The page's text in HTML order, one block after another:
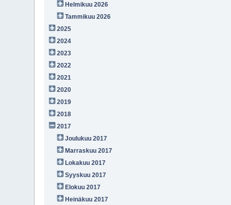
Helmikuu 2026
Tammikuu 2026
2025
2024
2023
2022
2021
2020
2019
2018
2017
Joulukuu 2017
Marraskuu 2017
Lokakuu 2017
Syyskuu 2017
Elokuu 2017
Heinäkuu 2017